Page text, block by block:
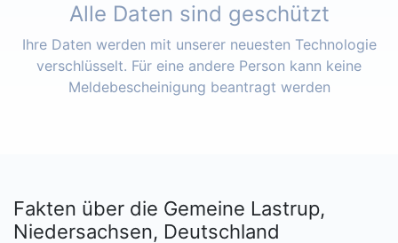
Alle Daten sind geschützt
Ihre Daten werden mit unserer neuesten Technologie
verschlüsselt. Für eine andere Person kann keine
Meldebescheinigung beantragt werden
Fakten über die Gemeine Lastrup,
Niedersachsen, Deutschland